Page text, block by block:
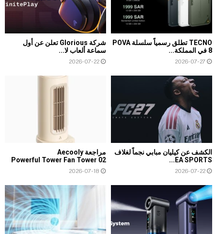
TECNO تطلق رسمياً سلسلة POVA
8 في المملكة...
2026-07-27
شركة Glorious تعلن عن أول
سماعة ألعاب لا...
2026-07-22
الكشف عن كيليان مبابي نجماً لغلاف
EA SPORTS...
2026-07-22
مراجعة Aecooly
Powerful Tower Fan Tower 02
2026-07-18